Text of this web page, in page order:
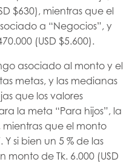
$630), mientras que el
a “Negocios”, y
(USD $5.600).
asociado al monto y el
metas, y las medianas
que los valores
la meta “Para hijos”, la
mientras que el monto
si bien un 5 % de las
de Tk. 6.000 (USD